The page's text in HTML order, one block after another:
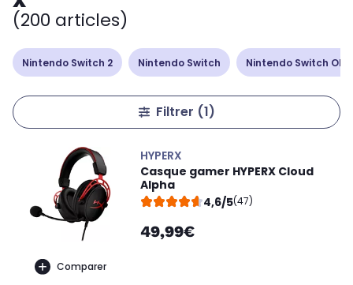
(200 articles)
Nintendo Switch 2 Nintendo Switch Nintendo Switch
Filtrer (1)
Comparer
HYPERX
Casque gamer HYPERX Cloud
Alpha
4,6/5(47)
49,99€